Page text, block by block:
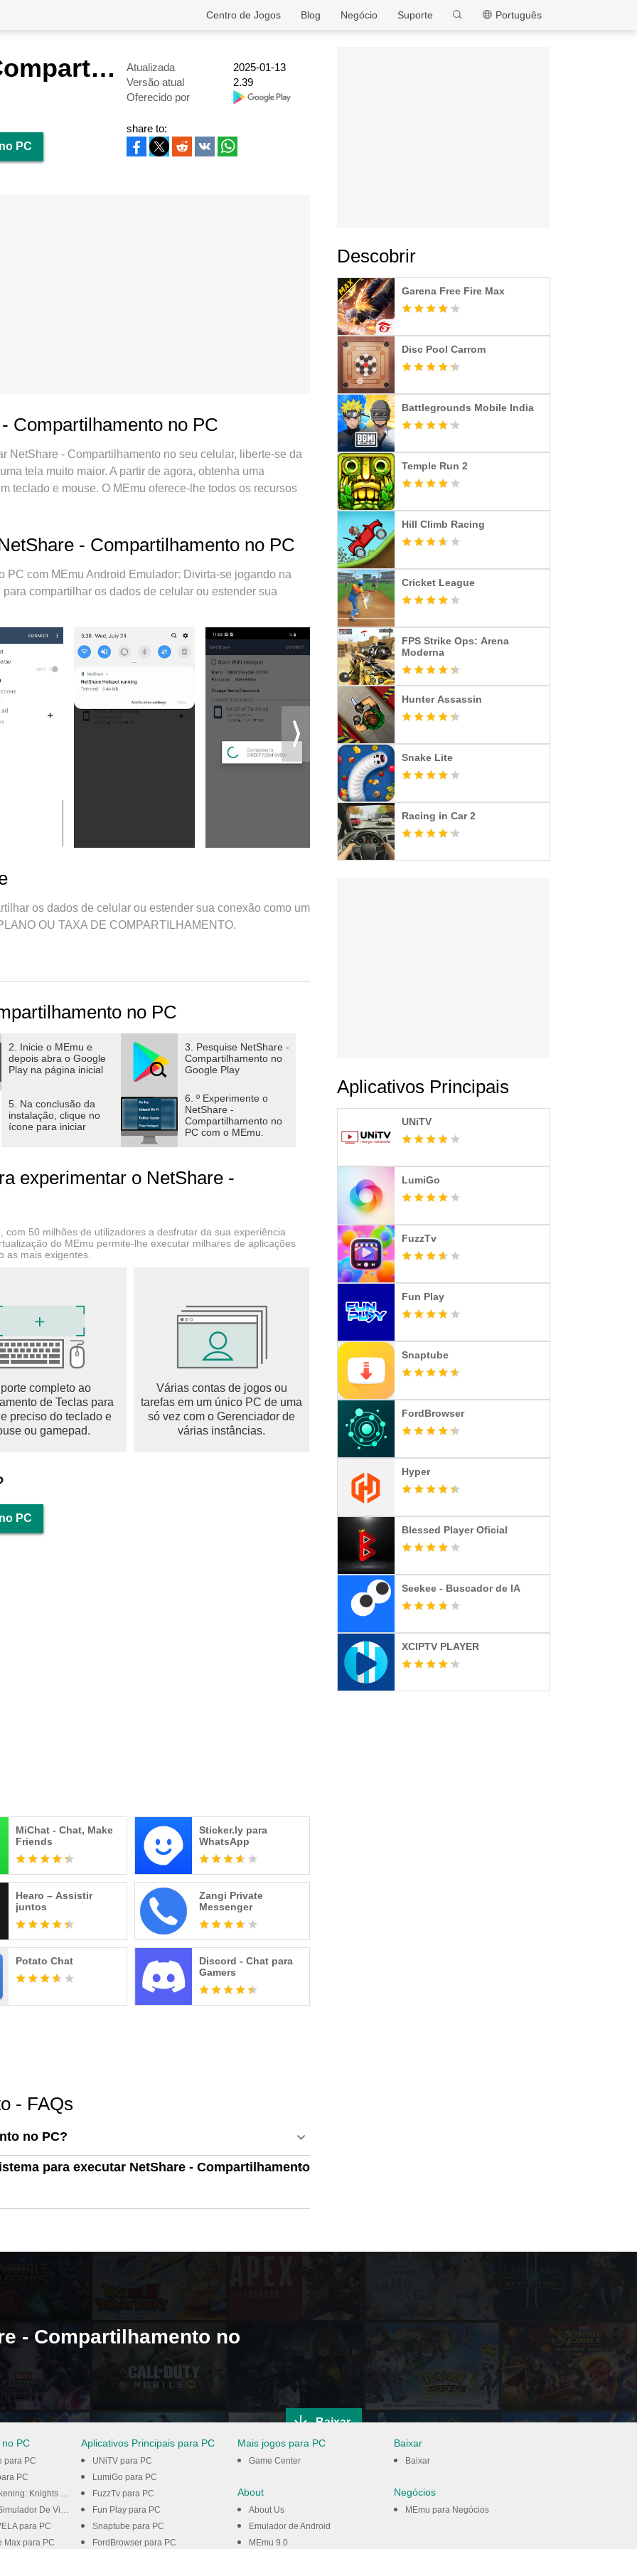
MEmu
Português
Suporte
Negócio
Blog
Centro de Jogos
NetShare - Compartilhamento Atualizada
2025-01-13
Versão atual
2.39
Oferecido por
PC
share to:
Compartilhamento no PC
NetShare - Compartilhamento no seu celular, liberte-se da
tela muito maior. A partir de agora, obtenha uma
teclado e mouse. O MEmu oferece-lhe todos os recursos
e configuração fácil, controles intuitivos, sem mais
computador. Codificado com a nossa absorção, o
de 2 ou mais contas ao mesmo tempo. E o mais
pode liberar todo o potencial do seu PC, tornando
- Compartilhamento no PC
PC com MEmu Android Emulador: Divirta-se jogando na
compartilhar os dados de celular ou estender sua
os dados de celular ou estender sua conexão como um
OU TAXA DE COMPARTILHAMENTO.
acesso.
conectado à rede Wi-Fi e compartilhe a conexão do
de um Repetidor de WiFi.
mais rápido que o Bluetooth, e as bibliotecas C para torná-
no PC
2. Inicie o MEmu e
depois abra o Google
Play na página inicial
3. Pesquise NetShare -
Compartilhamento no
Google Play
5. Na conclusão da
instalação, clique no
ícone para iniciar
6. º Experimente o
NetShare -
Compartilhamento no
PC com o MEmu.
experimentar o NetShare -
50 milhões de utilizadores a desfrutar da sua experiência
do MEmu permite-lhe executar milhares de aplicações
as mais exigentes.
completo ao
de Teclas para
preciso do teclado e
ou gamepad.
Várias contas de jogos ou
tarefas em um único PC de uma
só vez com o Gerenciador de
várias instâncias.
PC
MiChat - Chat, Make
Friends
Sticker.ly para
WhatsApp
Hearo – Assistir
juntos
Zangi Private
Messenger
Potato Chat
Discord - Chat para
Gamers
- FAQs
no PC?
para executar NetShare - Compartilhamento
Descobrir
Garena Free Fire Max
Disc Pool Carrom
Battlegrounds Mobile India
Temple Run 2
Hill Climb Racing
Cricket League
FPS Strike Ops: Arena
Moderna
Hunter Assassin
Snake Lite
Racing in Car 2
Aplicativos Principais
UNiTV
LumiGo
FuzzTv
Fun Play
Snaptube
FordBrowser
Hyper
Blessed Player Oficial
Seekee - Buscador de IA
XCIPTV PLAYER
- Compartilhamento no
Baixar
PC
para PC
PC
of the Zodiac para PC
De Vida para PC
para PC
Max para PC
Aplicativos Principais para PC
UNiTV para PC
LumiGo para PC
FuzzTv para PC
Fun Play para PC
Snaptube para PC
FordBrowser para PC
Mais jogos para PC
Game Center
About
About Us
Emulador de Android
MEmu 9.0
Baixar
Baixar
Negócios
MEmu para Negócios